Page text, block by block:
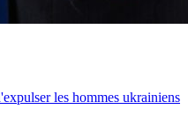
les hommes ukrainiens